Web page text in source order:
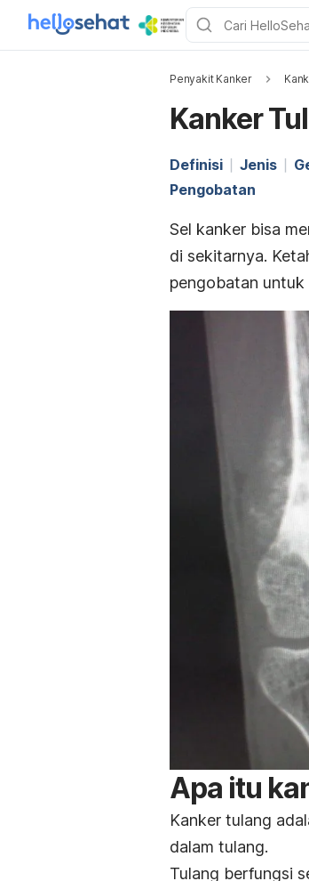
Penyakit Kanker
Kanker
Definisi Jenis
Pengobatan
Sel kanker bisa
di sekitarnya.
pengobatan untuk
Apa itu
Kanker tulang
dalam tulang.
Tulang berfungsi